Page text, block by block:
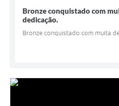
Bronze conquistado com
dedicação.
Bronze conquistado com muita